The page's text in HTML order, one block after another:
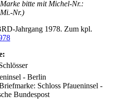
bitte mit Michel-Nr.:
Nr.)
Jahrgang 1978. Zum kpl.
- Berlin
Schloss Pfaueninsel -
Bundespost